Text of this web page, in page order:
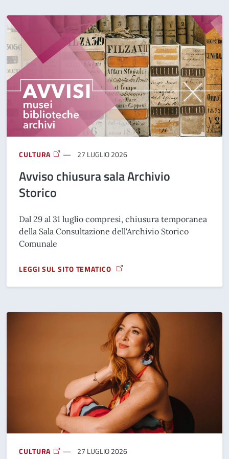
CULTURA 27 LUGLIO 2026
Avviso chiusura sala Archivio
Storico
Dal 29 al 31 luglio compresi, chiusura temporanea
della Sala Consultazione dell'Archivio Storico
Comunale
LEGGI SUL SITO TEMATICO
A PROPOSITO DI AVVISO CHIUSURA SALA ARCHIVIO STORICO
CULTURA 27 LUGLIO 2026